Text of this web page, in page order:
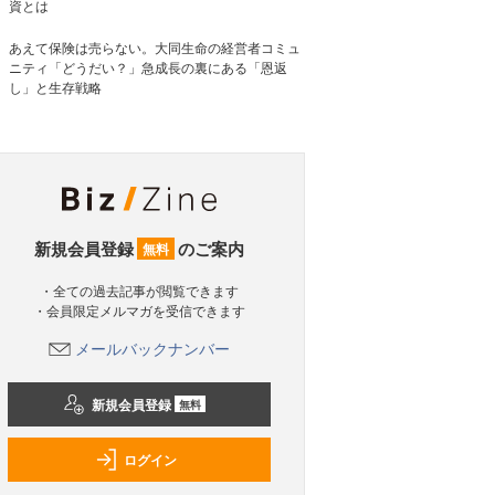
資とは
あえて保険は売らない。大同生命の経営者コミュ
ニティ「どうだい？」急成長の裏にある「恩返
し」と生存戦略
新規会員登録 無料 のご案内
・全ての過去記事が閲覧できます
・会員限定メルマガを受信できます
メールバックナンバー
新規会員登録 無料
ログイン